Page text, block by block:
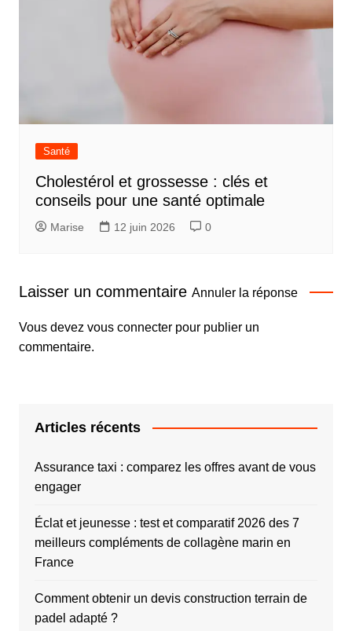
Santé
Cholestérol et grossesse : clés et
conseils pour une santé optimale
Marise 12 juin 2026 0
Laisser un commentaire Annuler la réponse
Vous devez vous connecterpour publier un
commentaire.
Articles récents
Assurance taxi : comparez les offres avant de vous
engager
Éclat et jeunesse : test et comparatif 2026 des 7
meilleurs compléments de collagène marin en
France
Comment obtenir un devis construction terrain de
padel adapté ?